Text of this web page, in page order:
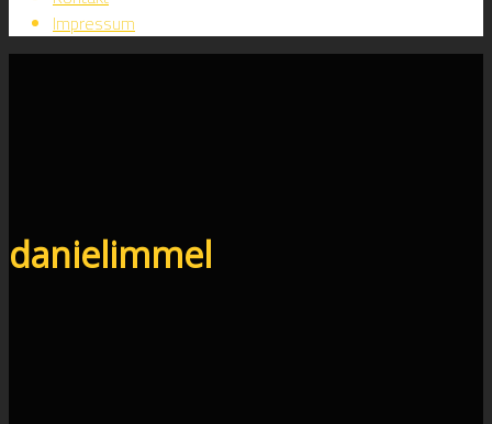
Impressum
danielimmel